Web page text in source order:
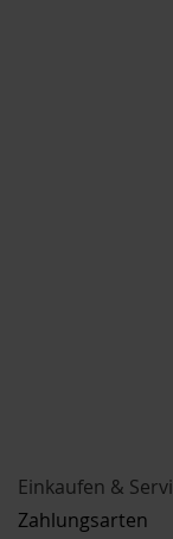
Einkaufen &
Zahlungsarten